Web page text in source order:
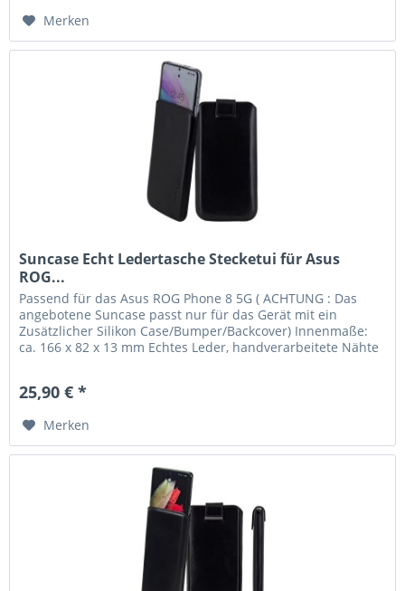
Merken
Suncase Echt Ledertasche Stecketui für Asus
ROG...
Passend für das Asus ROG Phone 8 5G ( ACHTUNG : Das
angebotene Suncase passt nur für das Gerät mit ein
Zusätzlicher Silikon Case/Bumper/Backcover) Innenmaße:
ca. 166 x 82 x 13 mm Echtes Leder, handverarbeitete Nähte
25,90 € *
Merken